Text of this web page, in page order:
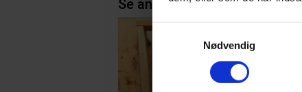
Samtykkevalg
Nødvendig
Se andre projekter i samme